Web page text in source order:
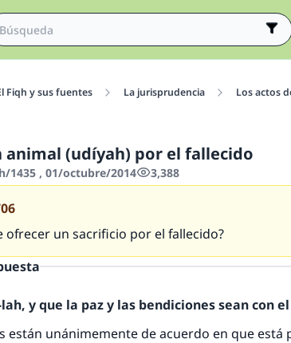
Fiqh y sus fuentes La jurisprudencia Los actos
animal (udíyah) por el fallecido
1435 , 01/octubre/2014 3,388
ofrecer un sacrificio por el fallecido?
lah, y que la paz y las bendiciones sean con
están unánimemente de acuerdo en que